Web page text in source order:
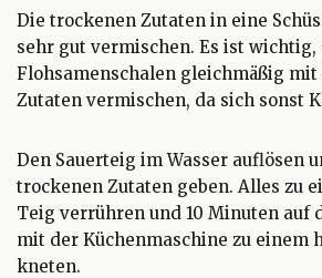
Die trockenen Zutaten in eine
sehr gut vermischen. Es ist wichtig,
Flohsamenschalen gleichmäßig mit
Zutaten vermischen, da sich sonst
Den Sauerteig im Wasser auflösen
trockenen Zutaten geben. Alles zu
Teig verrühren und 10 Minuten auf
mit der Küchenmaschine zu einem
kneten.